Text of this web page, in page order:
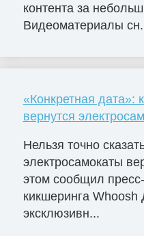
контента за
Видеоматериалы
«Конкретная дата»:
вернутся
Нельзя точно
электросамокаты
этом сообщил
кикшеринга
эксклюзивн...